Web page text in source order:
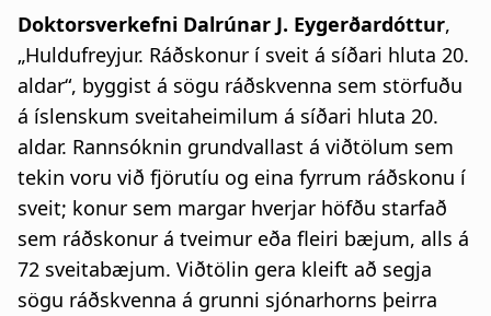
Doktorsverkefni Dalrúnar J. Eygerðardóttur,
„Huldufreyjur. Ráðskonur í sveit á síðari hluta 20.
aldar“, byggist á sögu ráðskvenna sem störfuðu
á íslenskum sveitaheimilum á síðari hluta 20.
aldar. Rannsóknin grundvallast á viðtölum sem
tekin voru við fjörutíu og eina fyrrum ráðskonu í
sveit; konur sem margar hverjar höfðu starfað
sem ráðskonur á tveimur eða fleiri bæjum, alls á
72 sveitabæjum. Viðtölin gera kleift að segja
sögu ráðskvenna á grunni sjónarhorns þeirra